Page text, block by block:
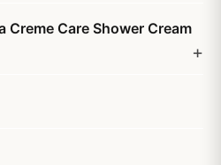
Creme Care Shower Cream